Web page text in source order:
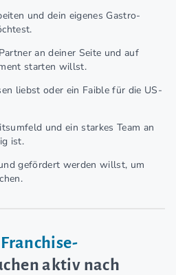
und dein eigenes Gastro-
an deiner Seite und auf
starten willst.
liebst oder ein Faible für die US-
und ein starkes Team an
ist.
gefördert werden willst, um
aktiv nach